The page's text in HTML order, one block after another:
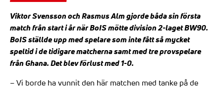
Viktor Svensson och Rasmus Alm gjorde båda sin första
match från start i år när BoIS mötte division 2-laget BW90.
BoIS ställde upp med spelare som inte fått så mycket
speltid i de tidigare matcherna samt med tre provspelare
från Ghana. Det blev förlust med 1-0.
– Vi borde ha vunnit den här matchen med tanke på de